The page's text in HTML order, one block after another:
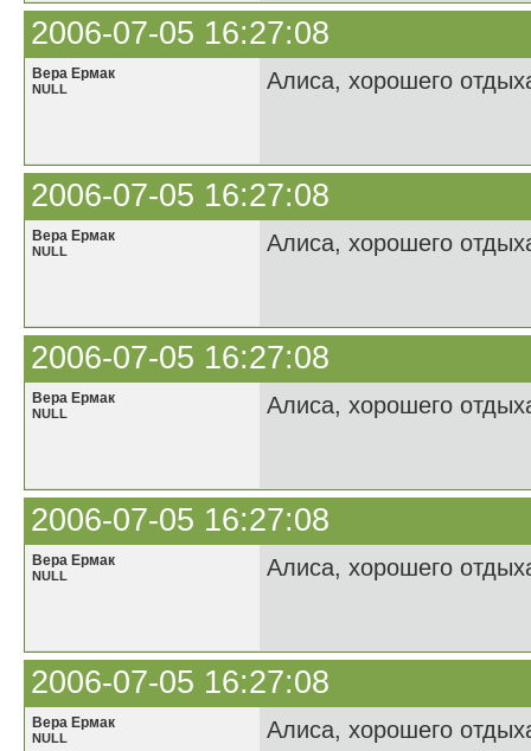
2006-07-05 16:27:08
Вера Ермак
NULL Алиса, хорошего
2006-07-05 16:27:08
Вера Ермак
NULL Алиса, хорошего
2006-07-05 16:27:08
Вера Ермак
NULL Алиса, хорошего
2006-07-05 16:27:08
Вера Ермак
NULL Алиса, хорошего
2006-07-05 16:27:08
Вера Ермак
NULL Алиса, хорошего